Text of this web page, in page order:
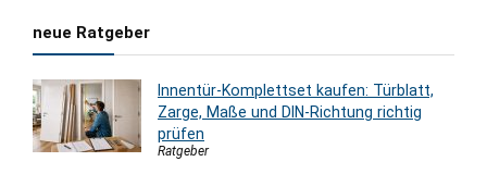
neue Ratgeber
Innentür-Komplettset kaufen: Türblatt,
Zarge, Maße und DIN-Richtung richtig
prüfen
Ratgeber